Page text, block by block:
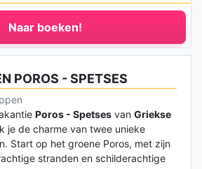
Naar boeken!
POROS - SPETSES
Poros - Spetses van Griekse
je de charme van twee unieke
Start op het groene Poros, met zijn
stranden en schilderachtige